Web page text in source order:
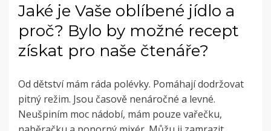
Jaké je Vaše oblíbené jídlo a
proč? Bylo by možné recept
získat pro naše čtenáře?
Od dětství mám ráda polévky. Pomáhají dodržovat
pitný režim. Jsou časově nenáročné a levné.
Neušpiním moc nádobí, mám pouze vařečku,